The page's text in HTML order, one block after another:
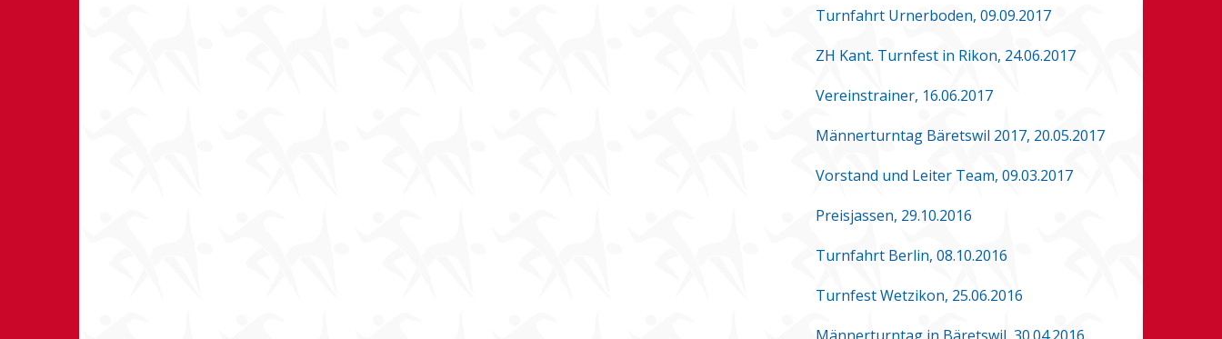
Turnfahrt Urnerboden, 09.09.2017
ZH Kant. Turnfest in Rikon, 24.06.2017
Vereinstrainer, 16.06.2017
Männerturntag Bäretswil 2017, 20.05.2017
Vorstand und Leiter Team, 09.03.2017
Preisjassen, 29.10.2016
Turnfahrt Berlin, 08.10.2016
Turnfest Wetzikon, 25.06.2016